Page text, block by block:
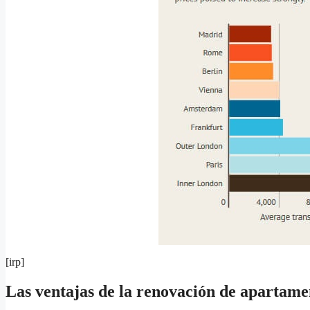
[irp]
Las ventajas de la renovación de